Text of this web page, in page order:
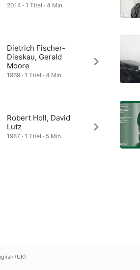
2014 · 1 Titel · 4 Min.
Dietrich Fischer-
Dieskau, Gerald
Moore
1969 · 1 Titel · 4 Min.
Robert Holl, David
Lutz
1987 · 1 Titel · 5 Min.
(UK)